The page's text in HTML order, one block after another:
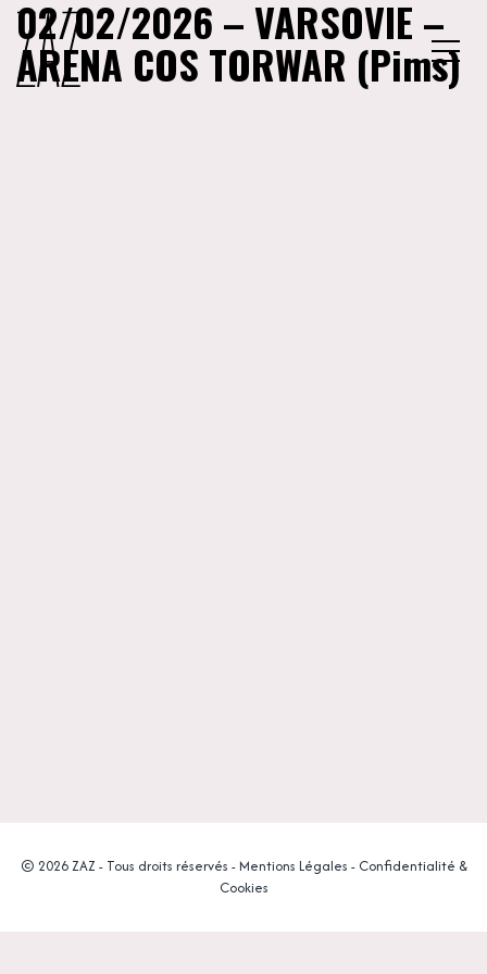
MENU
02/02/2026 – VARSOVIE –
ARENA COS TORWAR (Pims)
© 2026 ZAZ - Tous droits réservés -Mentions Légales - Confidentialité &
Cookies